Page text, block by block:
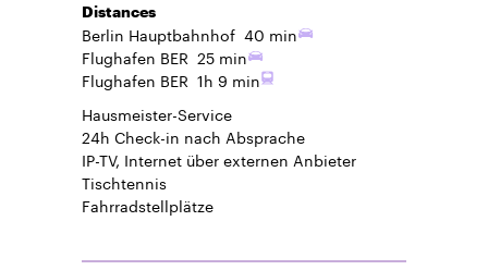
Distances
Berlin Hauptbahnhof 40 min
Flughafen BER 25 min
Flughafen BER 1h 9 min
Hausmeister-Service
24h Check-in nach Absprache
IP-TV, Internet über externen Anbieter
Tischtennis
Fahrradstellplätze